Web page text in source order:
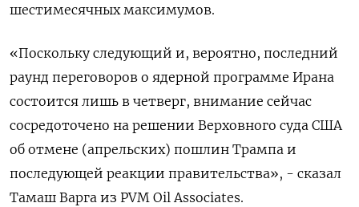
шестимесячных максимумов.
«Поскольку следующий и, ​вероятно, последний
раунд переговоров о ядерной программе Ирана
состоится лишь в четверг, внимание ‌сейчас
сосредоточено на решении Верховного суда США
об отмене (апрельских) пошлин Трампа и
последующей реакции правительства», - сказал
Тамаш Варга из PVM Oil Associates.